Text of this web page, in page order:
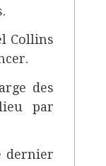
Collins
des
par
dernier